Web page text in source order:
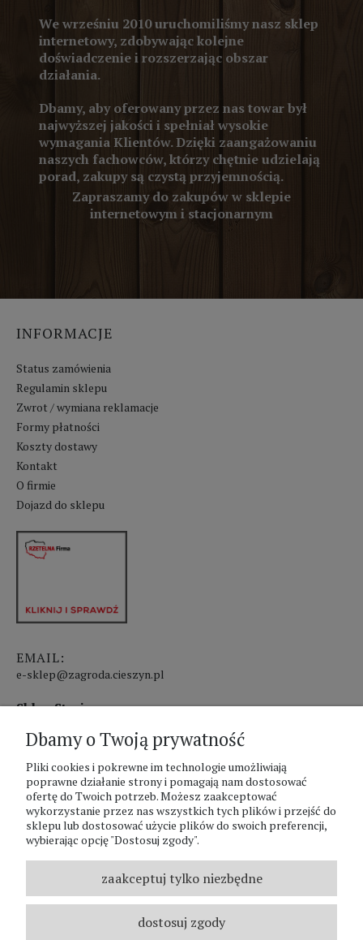
We wrześniu 2010 uruchomiliśmy nasz sklep
internetowy, zdobywając kolejne
doświadczenie i rozszerzając obszar
działania.
Dbamy, aby oferowany przez nas towar był
najwyższej jakości i spełniał wysokie
wymagania Klientów. Dzięki zaangażowaniu
naszych fachowców, którzy chętnie udzielają
porad, zakupy są czystą przyjemnością.
Zapraszamy do zakupów w sklepie
internetowym i stacjonarnym
INFORMACJE
Status zamówienia
Regulamin sklepu
Zwrot / wymiana reklamacje
Formy płatności
Koszty dostawy
Kontakt
O firmie
Dojazd do sklepu
EMAIL:
e-sklep@zagroda.cieszyn.pl
Sklep Stacjonarny czynny:
pon.-pt. 8:00 - 17:00
sobota 8:00 - 13:00
PHU Zagroda A.Szlaur
ZAGRODA Centrum Ogrodnicze
UL. Hallera 116A
REGON: 070797952
NIP: 5481587807
Dbamy o Twoją prywatność
Pliki cookies i pokrewne im technologie umożliwiają
poprawne działanie strony i pomagają nam dostosować
ofertę do Twoich potrzeb. Możesz zaakceptować
wykorzystanie przez nas wszystkich tych plików i przejść do
sklepu lub dostosować użycie plików do swoich preferencji,
wybierając opcję "Dostosuj zgody".
zaakceptuj tylko niezbędne
dostosuj zgody